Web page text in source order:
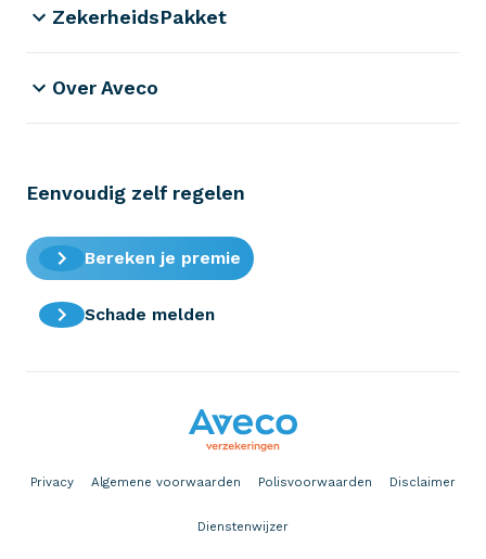
ZekerheidsPakket
Over Aveco
Eenvoudig zelf regelen
Bereken je premie
Schade melden
Privacy Algemene voorwaarden Polisvoorwaarden Disclaimer
Dienstenwijzer